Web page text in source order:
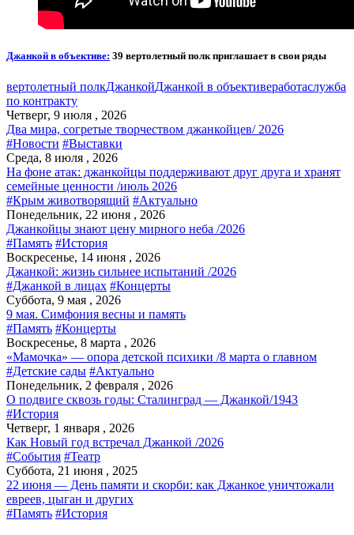
Джанкой в объективе: 39 вертолетный полк приглашает в свои ряды
вертолетный полкДжанкойДжанкой в объективеработаслужба
по контракту
Четверг, 9 июля , 2026
Два мира, согретые творчеством джанкойцев/ 2026
#Новости #Выставки
Среда, 8 июля , 2026
На фоне атак: джанкойцы поддерживают друг друга и хранят
семейные ценности /июль 2026
#Крым животворящий #Актуально
Понедельник, 22 июня , 2026
Джанкойцы знают цену мирного неба /2026
#Память #История
Воскресенье, 14 июня , 2026
Джанкой: жизнь сильнее испытаний /2026
#Джанкой в лицах #Концерты
Суббота, 9 мая , 2026
9 мая. Симфония весны и память
#Память #Концерты
Воскресенье, 8 марта , 2026
«Мамочка» — опора детской психики /8 марта о главном
#Детские сады #Актуально
Понедельник, 2 февраля , 2026
О подвиге сквозь годы: Сталинград — Джанкой/1943
#История
Четверг, 1 января , 2026
Как Новый год встречал Джанкой /2026
#События #Театр
Суббота, 21 июня , 2025
22 июня — День памяти и скорби: как Джанкое уничтожали
евреев, цыган и других
#Память #История